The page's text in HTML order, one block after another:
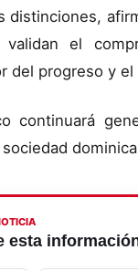
distinciones,
el
del progreso y
continuará
esta